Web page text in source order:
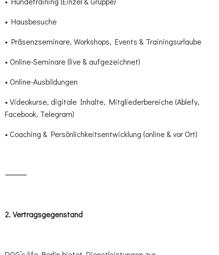
• Hausbesuche
• Präsenzseminare, Workshops, Events & Trainingsurlaube
• Online-Seminare (live & aufgezeichnet)
• Online-Ausbildungen
• Videokurse, digitale Inhalte, Mitgliederbereiche (Ablefy,
Facebook, Telegram)
• Coaching & Persönlichkeitsentwicklung (online & vor Ort)
⸻
2.⁠ ⁠Vertragsgegenstand